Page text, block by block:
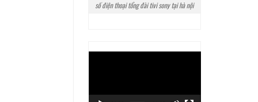
số điện thoại tổng đài tivi sony tại hà nội